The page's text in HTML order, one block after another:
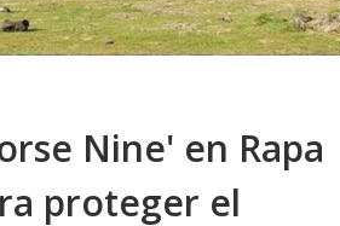
Nine' en Rapa
proteger el
CLIMA